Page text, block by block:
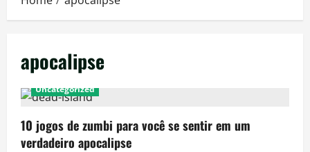
apocalipse
Uncategorized
10 jogos de zumbi para você se sentir em um
verdadeiro apocalipse